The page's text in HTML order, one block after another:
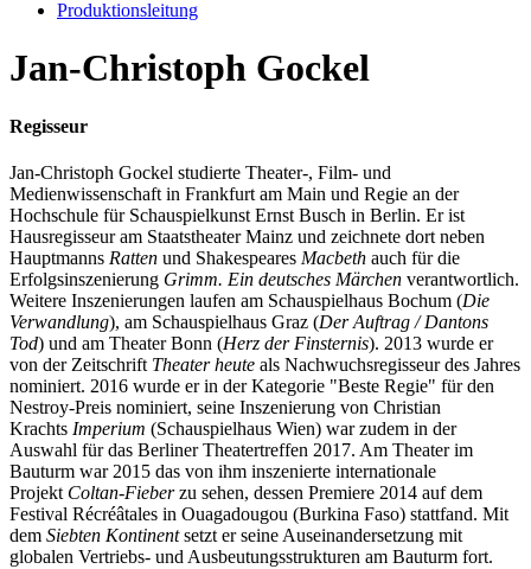
Produktionsleitung
Jan-Christoph Gockel
Regisseur
Jan-Christoph Gockel studierte Theater-, Film- und
Medienwissenschaft in Frankfurt am Main und Regie an der
Hochschule für Schauspielkunst Ernst Busch in Berlin. Er ist
Hausregisseur am Staatstheater Mainz und zeichnete dort neben
Hauptmanns Ratten und Shakespeares Macbeth auch für die
Erfolgsinszenierung Grimm. Ein deutsches Märchen verantwortlich.
Weitere Inszenierungen laufen am Schauspielhaus Bochum (Die
Verwandlung), am Schauspielhaus Graz (Der Auftrag / Dantons
Tod) und am Theater Bonn (Herz der Finsternis). 2013 wurde er
von der Zeitschrift Theater heute als Nachwuchsregisseur des Jahres
nominiert. 2016 wurde er in der Kategorie "Beste Regie" für den
Nestroy-Preis nominiert, seine Inszenierung von Christian
Krachts Imperium (Schauspielhaus Wien) war zudem in der
Auswahl für das Berliner Theatertreffen 2017. Am Theater im
Bauturm war 2015 das von ihm inszenierte internationale
Projekt Coltan-Fieberzu sehen, dessen Premiere 2014 auf dem
Festival Récréâtales in Ouagadougou (Burkina Faso) stattfand. Mit
dem Siebten Kontinentsetzt er seine Auseinandersetzung mit
globalen Vertriebs- und Ausbeutungsstrukturen am Bauturm fort.